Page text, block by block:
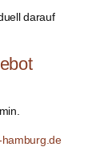
darauf
hamburg.de